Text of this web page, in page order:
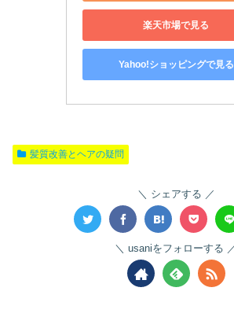
楽天市場で見る
Yahoo!ショッピングで見る
髪質改善とヘアの疑問
シェアする
usaniをフォローする